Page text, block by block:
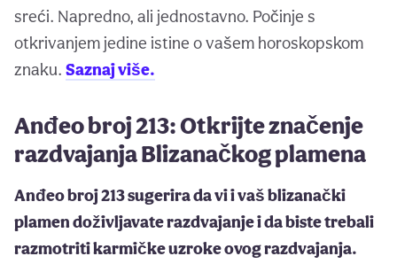
sreći. Napredno, ali jednostavno. Počinje s
otkrivanjem jedine istine o vašem horoskopskom
znaku. Saznaj više.
Anđeo broj 213: Otkrijte značenje
razdvajanja Blizanačkog plamena
Anđeo broj 213 sugerira da vi i vaš blizanački
plamen doživljavate razdvajanje i da biste trebali
razmotriti karmičke uzroke ovog razdvajanja.